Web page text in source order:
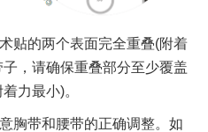
贴的两个表面完全重叠(附着
，请确保重叠部分至少覆盖
力最小)。
胸带和腰带的正确调整。如